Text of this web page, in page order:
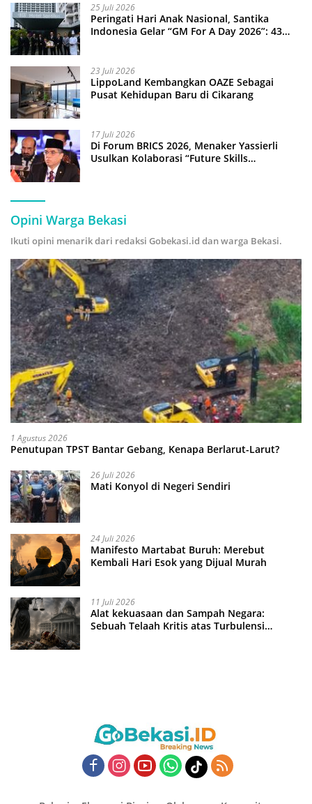
25 Juli 2026
Peringati Hari Anak Nasional, Santika
Indonesia Gelar “GM For A Day 2026”: 43
23 Juli 2026
LippoLand Kembangkan OAZE Sebagai
Pusat Kehidupan Baru di Cikarang
17 Juli 2026
Di Forum BRICS 2026, Menaker Yassierli
Usulkan Kolaborasi “Future Skills
Opini Warga Bekasi
Ikuti opini menarik dari redaksi Gobekasi.id dan warga Bekasi.
1 Agustus 2026
Penutupan TPST Bantar Gebang, Kenapa Berlarut-Larut?
26 Juli 2026
Mati Konyol di Negeri Sendiri
24 Juli 2026
Manifesto Martabat Buruh: Merebut
Kembali Hari Esok yang Dijual Murah
11 Juli 2026
Alat kekuasaan dan Sampah Negara:
Sebuah Telaah Kritis atas Turbulensi